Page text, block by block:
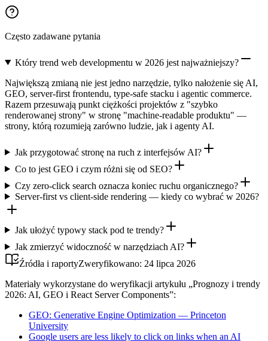
Często zadawane pytania
Który trend web developmentu w 2026 jest najważniejszy?
Największą zmianą nie jest jedno narzędzie, tylko nałożenie się AI,
GEO, server-first frontendu, type-safe stacku i agentic commerce.
Razem przesuwają punkt ciężkości projektów z "szybko
renderowanej strony" w stronę "machine-readable produktu" —
strony, którą rozumieją zarówno ludzie, jak i agenty AI.
Jak przygotować stronę na ruch z interfejsów AI?
Co to jest GEO i czym różni się od SEO?
Czy zero-click search oznacza koniec ruchu organicznego?
Server-first vs client-side rendering — kiedy co wybrać w 2026?
Jak ułożyć typowy stack pod te trendy?
Jak zmierzyć widoczność w narzędziach AI?
Źródła i raportyZweryfikowano: 24 lipca 2026
Materiały wykorzystane do weryfikacji artykułu „Prognozy i trendy
2026: AI, GEO i React Server Components”:
GEO: Generative Engine Optimization — Princeton
University
Google users are less likely to click on links when an AI